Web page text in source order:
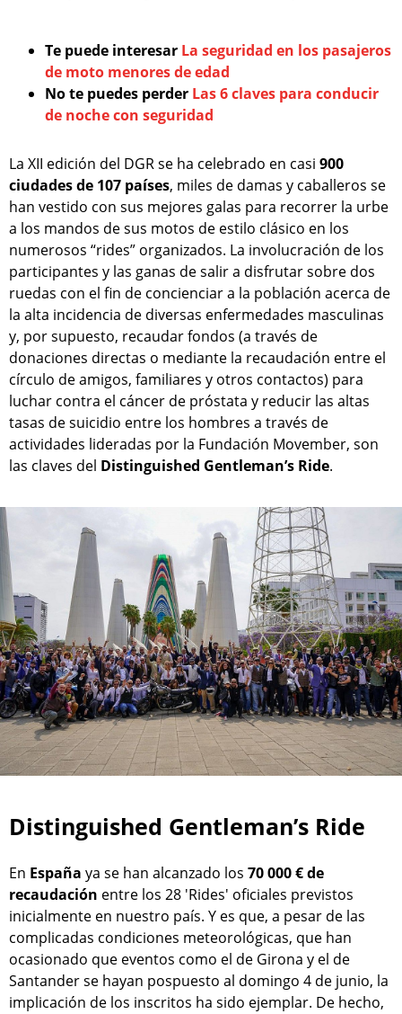
Te puede interesar La seguridad en los pasajeros
de moto menores de edad
No te puedes perder Las 6 claves para conducir
de noche con seguridad
La XII edición del DGR se ha celebrado en casi 900
ciudades de 107 países, miles de damas y caballeros se
han vestido con sus mejores galas para recorrer la urbe
a los mandos de sus motos de estilo clásico en los
numerosos “rides” organizados. La involucración de los
participantes y las ganas de salir a disfrutar sobre dos
ruedas con el fin de concienciar a la población acerca de
la alta incidencia de diversas enfermedades masculinas
y, por supuesto, recaudar fondos (a través de
donaciones directas o mediante la recaudación entre el
círculo de amigos, familiares y otros contactos) para
luchar contra el cáncer de próstata y reducir las altas
tasas de suicidio entre los hombres a través de
actividades lideradas por la Fundación Movember, son
las claves del Distinguished Gentleman’s Ride.
Distinguished Gentleman’s Ride
En España ya se han alcanzado los 70 000 € de
recaudación entre los 28 'Rides' oficiales previstos
inicialmente en nuestro país. Y es que, a pesar de las
complicadas condiciones meteorológicas, que han
ocasionado que eventos como el de Girona y el de
Santander se hayan pospuesto al domingo 4 de junio, la
implicación de los inscritos ha sido ejemplar. De hecho,